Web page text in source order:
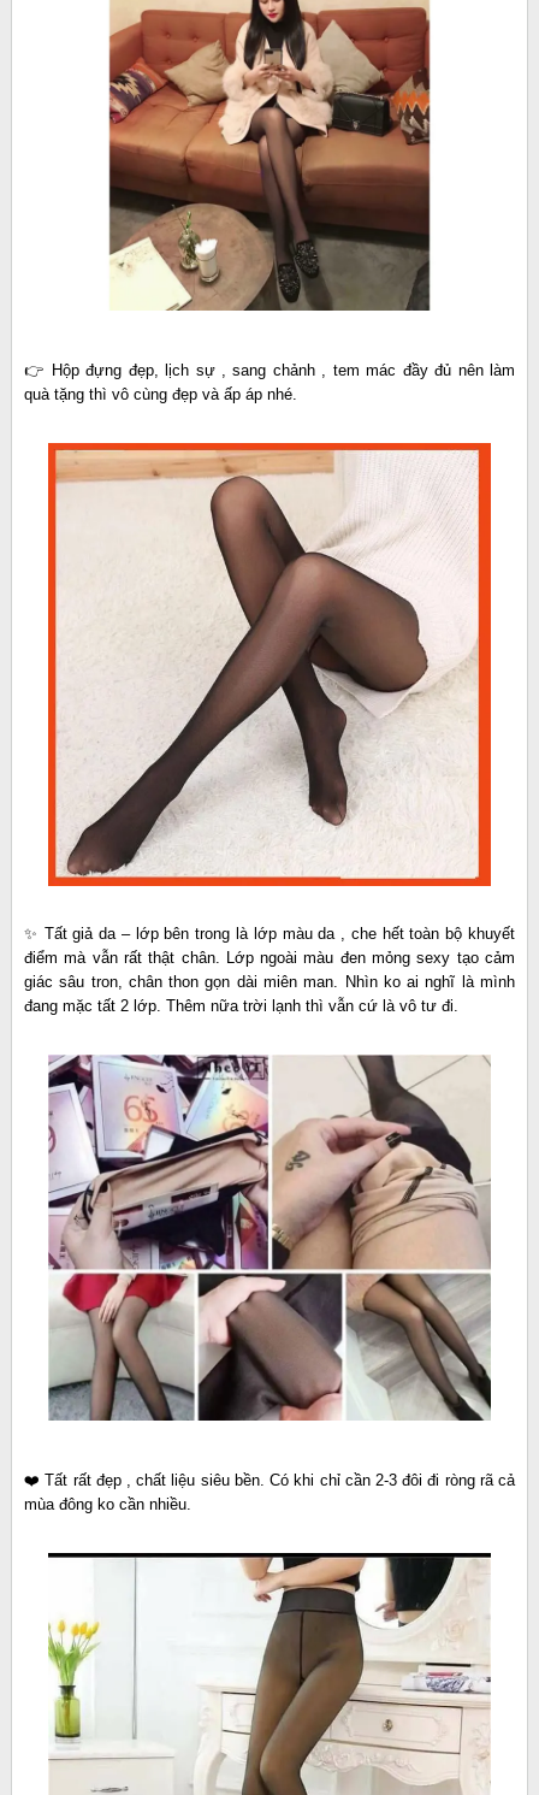
👉 Hộp đựng đẹp, lịch sự , sang chảnh , tem mác đầy đủ nên làm
quà tặng thì vô cùng đẹp và ấp áp nhé.
✨ Tất giả da – lớp bên trong là lớp màu da , che hết toàn bộ khuyết
điểm mà vẫn rất thật chân. Lớp ngoài màu đen mỏng sexy tạo cảm
giác sâu tron, chân thon gọn dài miên man. Nhìn ko ai nghĩ là mình
đang mặc tất 2 lớp. Thêm nữa trời lạnh thì vẫn cứ là vô tư đi.
❤️ Tất rất đẹp , chất liệu siêu bền. Có khi chỉ cần 2-3 đôi đi ròng rã cả
mùa đông ko cần nhiều.